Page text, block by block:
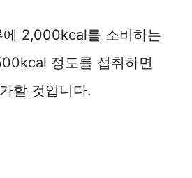
에 2,000kcal를 소비하는
정도를 섭취하면
할 것입니다.